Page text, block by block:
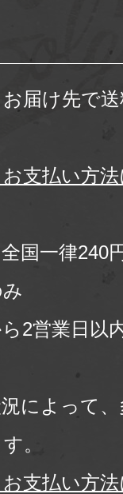
届け先で
支払い方
国一律240
2営業日以
によって
。
支払い方